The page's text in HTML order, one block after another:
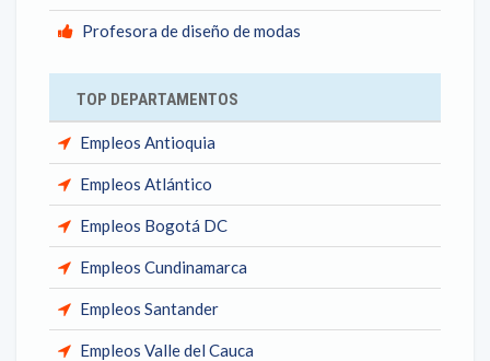
Profesora de diseño de modas
TOP DEPARTAMENTOS
Empleos Antioquia
Empleos Atlántico
Empleos Bogotá DC
Empleos Cundinamarca
Empleos Santander
Empleos Valle del Cauca